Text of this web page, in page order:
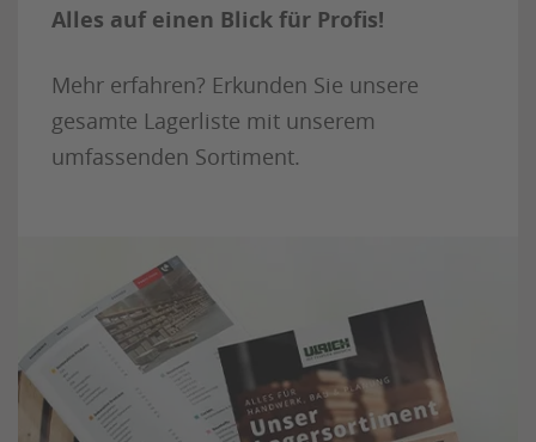
Alles auf einen Blick für Profis!
Mehr erfahren? Erkunden Sie unsere
gesamte Lagerliste mit unserem
umfassenden Sortiment.